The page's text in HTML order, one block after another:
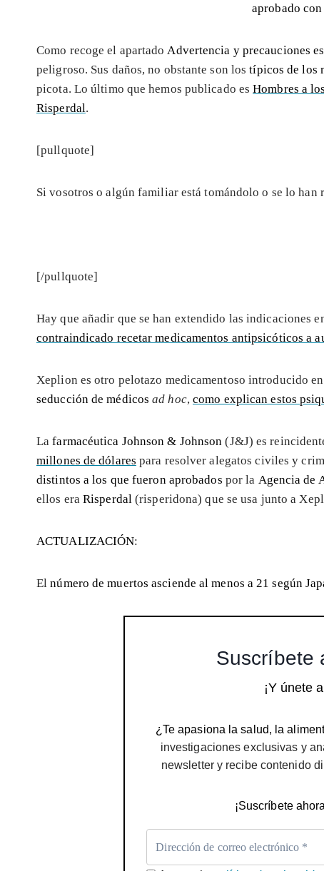
aprobado
Como recoge el apartadoAdvertencia y precauciones
peligroso. Sus daños, no obstante son lostípicos de los
picota. Lo último que hemos publicado esHombres a
Risperdal.
[pullquote]
Si vosotros o algún familiar está tomándolo o se lo han
[/pullquote]
Hay que añadir que se han extendido las indicaciones
contraindicado recetar medicamentos antipsicóticos a
Xeplion es otro pelotazo medicamentoso introducido
seducción de médicos ad hoc, como explican estos
Lafarmacéutica Johnson & Johnson (J&J) es
millones de dólares para resolver alegatos civiles y
distintos a los que fueron aprobados por la Agencia de
ellos eraRisperdal(risperidona) que se usa junto a
ACTUALIZACIÓN:
Elnúmero de muertos asciende al menos a 21 según
Suscríbete
¡Y únete
¿Te apasiona la salud, la
investigaciones exclusivas y
newsletter y recibe contenido
¡Suscríbete